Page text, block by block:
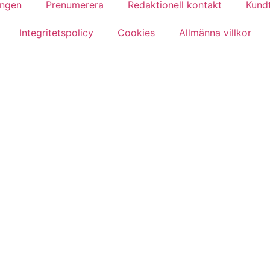
Prenumerera Redaktionell kontakt
Integritetspolicy Cookies Allmänna villkor